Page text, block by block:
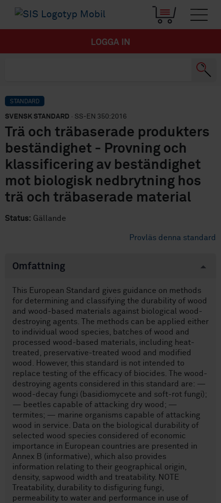
LOGGA IN
STANDARD
SVENSK STANDARD · SS-EN 350:2016
Trä och träbaserade produkters
beständighet - Provning och
klassificering av beständighet
mot biologisk nedbrytning hos
trä och träbaserade material
Status: Gällande
Provläs denna standard
Omfattning
This European Standard gives guidance on methods
for determining and classifying the durability of wood
and wood-based materials against biological wood-
destroying agents. The methods can be applied either
to individual wood species, batches of wood and
processed wood-based materials, including heat-
treated, preservative-treated wood and modified
wood. However, this standard is not intended to
replace testing of the efficacy of biocides. The wood-
destroying agents considered in this standard are: —
wood-decay fungi (basidiomycete and soft-rot fungi);
— beetles capable of attacking dry wood; —
termites; — marine organisms capable of attacking
wood in service. Data on the biological durability of
selected wood species considered of economic
importance in European countries are presented in
Annex B (informative), which also provides
information relating to their geographical origin,
density, sapwood width and treatability. NOTE
Treatability, durability to disfiguring fungi,
permeability to water and performance in use of